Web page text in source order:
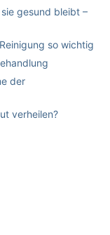
gesund bleibt –
so wichtig
der
verheilen?